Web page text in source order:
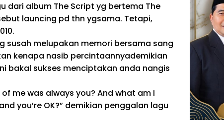
dari album The Script yg bertema The
launcing pd thn ygsama. Tetapi,
susah melupakan memori bersama sang
kenapa nasib percintaannyademikian
bakal sukses menciptakan anda nangis
me was always you? And what am I
you’re OK?” demikian penggalan lagu